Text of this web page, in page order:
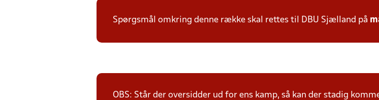
Spørgsmål omkring denne række skal rettes til DBU Sjælland på
OBS: Står der oversidder ud for ens kamp, så kan der stadig